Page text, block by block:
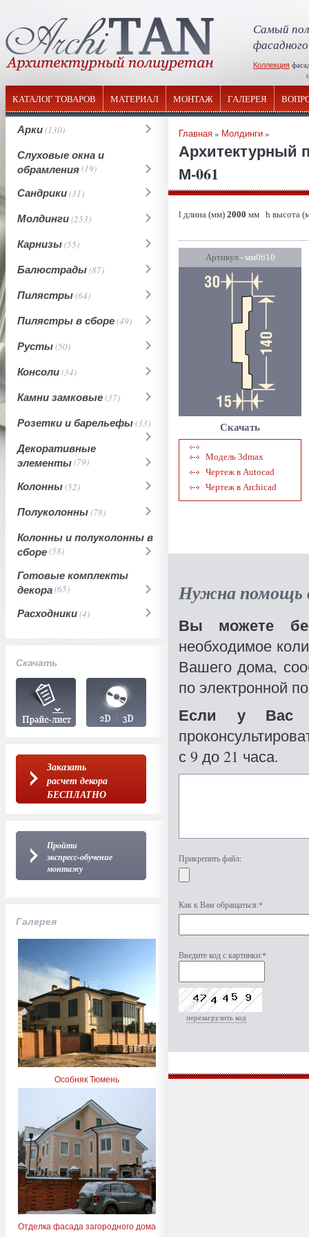
Самый
Коллекция
КАТАЛОГ ТОВАРОВ МАТЕРИАЛ МОНТАЖ ГАЛЕРЕЯ
Арки(130)
Слуховые окна и
обрамления(19)
Сандрики(31)
Молдинги(253)
Карнизы(55)
Балюстрады(87)
Пилястры(64)
Пилястры в сборе(49)
Русты(50)
Консоли(34)
Камни замковые(37)
Розетки и барельефы(33)
Декоративные
элементы(79)
Колонны(52)
Полуколонны(78)
Колонны и полуколонны в
сборе(58)
Готовые комплекты
декора(65)
Расходники(4)
Скачать
Заказать
расчет декора
БЕСПЛАТНО
Пройти
экспресс-обучение
монтажу
Галерея
Особняк Тюмень
Отделка фасада загородного дома
Главная» Молдинги»
Архитектурный
М-061
l длина (мм) 2000 мм h высота
Артикул- мм0610
Скачать
Модель 3dmax
Чертеж в Autocad
Чертеж в Archicad
Нужна помощь
Вы можете
необходимое
Вашего дома,
по электронной
Если у Вас
с 9 до 21 часа.
Прикрепить файл:
Как к Вам обращаться:*
Введите код с картинки:*
перезагрузить код